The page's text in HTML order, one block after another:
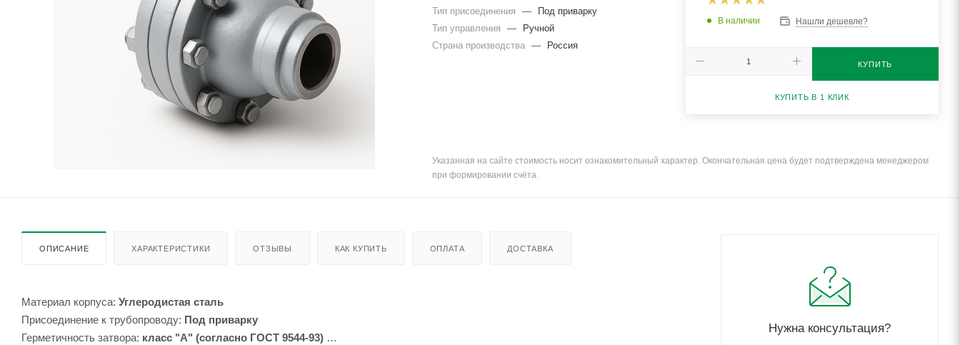
Тип присоединения
—
Под приварку
Тип управления
—
Ручной
Страна производства
— Россия
В наличии Нашли дешевле?
КУПИТЬ
КУПИТЬ В 1 КЛИК
Указанная на сайте стоимость носит ознакомительный характер. Окончательная цена будет подтверждена менеджером
при формировании счёта.
ОПИСАНИЕ ХАРАКТЕРИСТИКИ ОТЗЫВЫ КАК КУПИТЬ ОПЛАТА ДОСТАВКА
Материал корпуса: Углеродистая сталь
Присоединение к трубопроводу: Под приварку
Герметичность затвора: класс "А" (согласно ГОСТ 9544-93)
Нужна консультация?